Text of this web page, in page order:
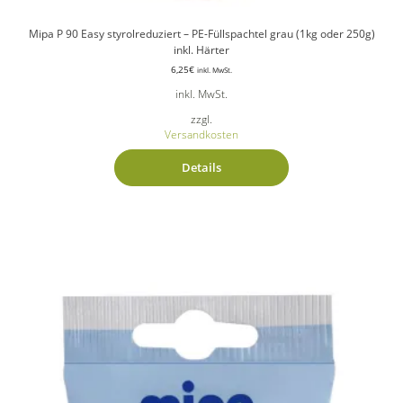
Mipa P 90 Easy styrolreduziert – PE-Füllspachtel grau (1kg oder 250g)
inkl. Härter
6,25€ inkl. MwSt.
inkl. MwSt.
zzgl.
Versandkosten
Details
auf.
Die
Optionen
können
auf
Produktseite